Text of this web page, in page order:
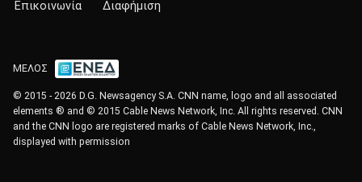
Επικοινωνία Διαφήμιση
ΜΕΛΟΣ
© 2015 - 2026 D.G. Newsagency S.A. CNN name, logo and all associated
elements ® and © 2015 Cable News Network, Inc. All rights reserved. CNN
and the CNN logo are registered marks of Cable News Network, Inc.,
displayed with permission